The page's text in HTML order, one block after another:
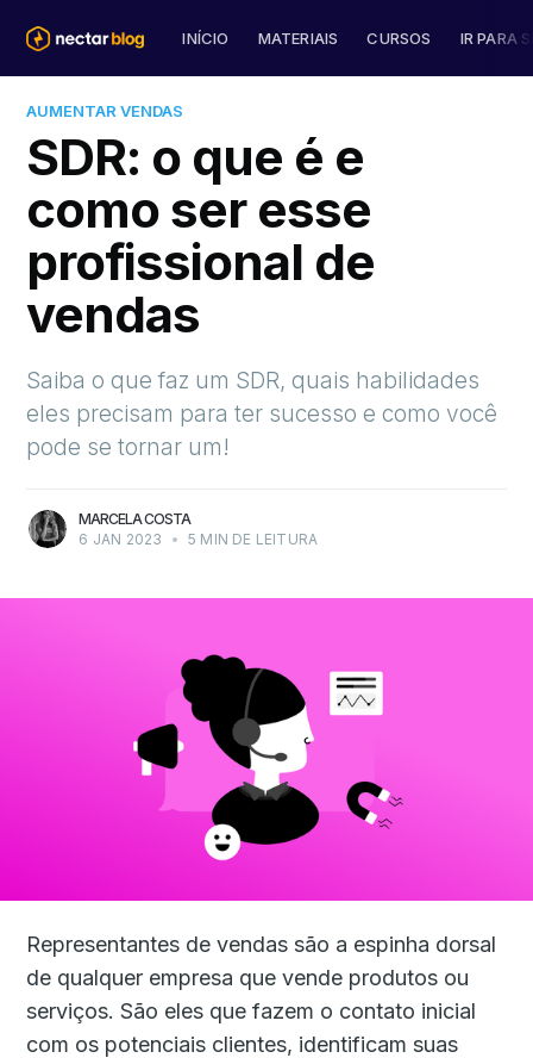
INÍCIO MATERIAIS CURSOS IR PARA
AUMENTAR VENDAS
SDR: o que é e
como ser esse
profissional de
vendas
Saiba o que faz um SDR, quais habilidades
eles precisam para ter sucesso e como você
pode se tornar um!
MARCELA COSTA
6 JAN 2023
• 5 MIN DE LEITURA
Representantes de vendas são a espinha dorsal
de qualquer empresa que vende produtos ou
serviços. São eles que fazem o contato inicial
com os potenciais clientes, identificam suas